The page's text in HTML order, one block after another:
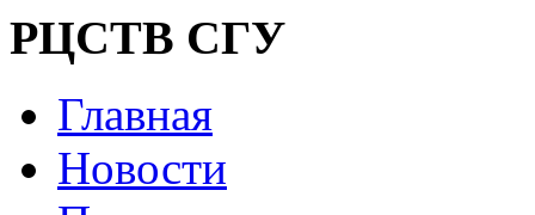
РЦСТВ СГУ
Главная
Новости